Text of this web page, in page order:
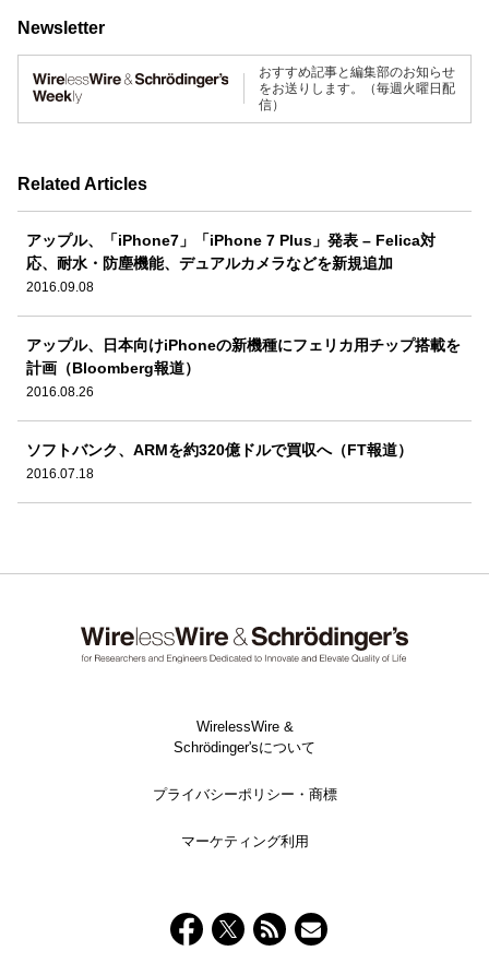
Newsletter
おすすめ記事と編集部のお知らせ
をお送りします。（毎週火曜日配
信）
Related Articles
アップル、「iPhone7」「iPhone 7 Plus」発表 – Felica対
応、耐水・防塵機能、デュアルカメラなどを新規追加
2016.09.08
アップル、日本向けiPhoneの新機種にフェリカ用チップ搭載を
計画（Bloomberg報道）
2016.08.26
ソフトバンク、ARMを約320億ドルで買収へ（FT報道）
2016.07.18
WirelessWire &
Schrödinger'sについて
プライバシーポリシー・商標
マーケティング利用